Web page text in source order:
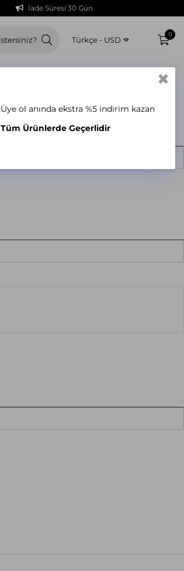
Üye ol anında ekstra %5 indirim kazan
Tüm Ürünlerde Geçerlidir
✖
İade Süresi 30 Gün
0
Türkçe - USD